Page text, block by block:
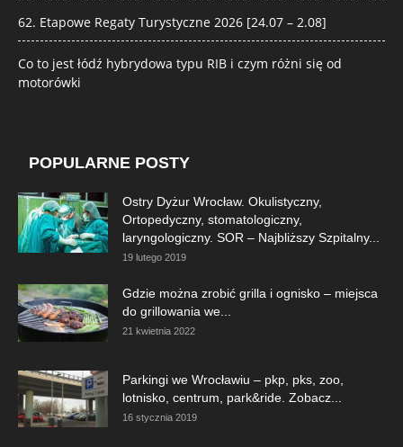
62. Etapowe Regaty Turystyczne 2026 [24.07 – 2.08]
Co to jest łódź hybrydowa typu RIB i czym różni się od
motorówki
POPULARNE POSTY
Ostry Dyżur Wrocław. Okulistyczny,
Ortopedyczny, stomatologiczny,
laryngologiczny. SOR – Najbliższy Szpitalny...
19 lutego 2019
Gdzie można zrobić grilla i ognisko – miejsca
do grillowania we...
21 kwietnia 2022
Parkingi we Wrocławiu – pkp, pks, zoo,
lotnisko, centrum, park&ride. Zobacz...
16 stycznia 2019